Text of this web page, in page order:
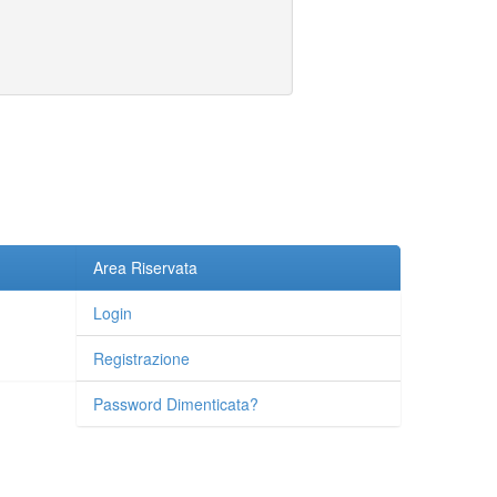
Area Riservata
Login
Registrazione
Password Dimenticata?